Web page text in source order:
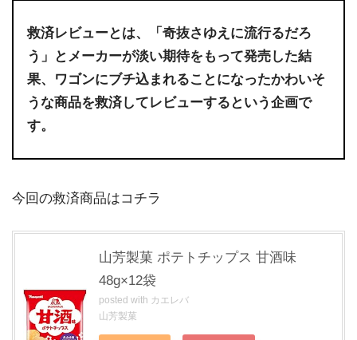
救済レビューとは、「奇抜さゆえに流行るだろ
う」とメーカーが淡い期待をもって発売した結
果、ワゴンにブチ込まれることになったかわいそ
うな商品を救済してレビューするという企画で
す。
今回の救済商品はコチラ
山芳製菓 ポテトチップス 甘酒味
48g×12袋
posted with カエレバ
山芳製菓